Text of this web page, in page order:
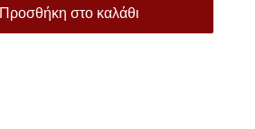
Προσθήκη στο καλάθι